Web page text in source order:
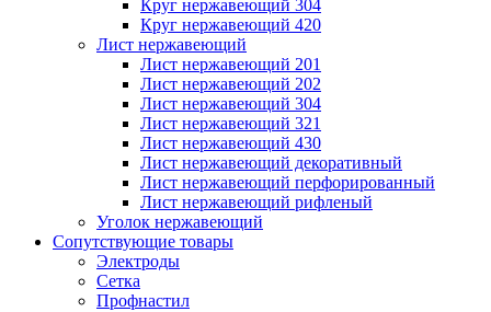
Круг нержавеющий 304
Круг нержавеющий 420
Лист нержавеющий
Лист нержавеющий 201
Лист нержавеющий 202
Лист нержавеющий 304
Лист нержавеющий 321
Лист нержавеющий 430
Лист нержавеющий декоративный
Лист нержавеющий перфорированный
Лист нержавеющий рифленый
Уголок нержавеющий
Cопутствующие товары
Электроды
Сетка
Профнастил